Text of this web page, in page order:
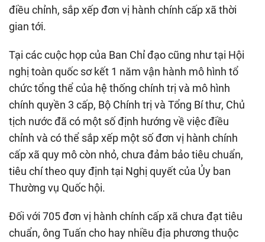
điều chỉnh, sắp xếp đơn vị hành chính cấp xã thời
gian tới.
Tại các cuộc họp của Ban Chỉ đạo cũng như tại Hội
nghị toàn quốc sơ kết 1 năm vận hành mô hình tổ
chức tổng thể của hệ thống chính trị và mô hình
chính quyền 3 cấp, Bộ Chính trị và Tổng Bí thư, Chủ
tịch nước đã có một số định hướng về việc điều
chỉnh và có thể sắp xếp một số đơn vị hành chính
cấp xã quy mô còn nhỏ, chưa đảm bảo tiêu chuẩn,
tiêu chí theo quy định tại Nghị quyết của Ủy ban
Thường vụ Quốc hội.
Đối với 705 đơn vị hành chính cấp xã chưa đạt tiêu
chuẩn, ông Tuấn cho hay nhiều địa phương thuộc